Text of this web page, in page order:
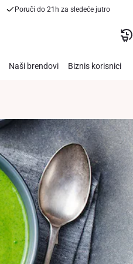
Poruči do 21h za sledeće jutro
Naši brendovi Biznis korisnici